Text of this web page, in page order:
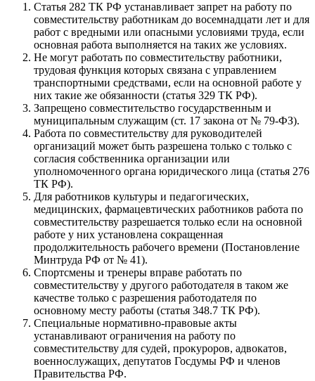
Статья 282 ТК РФ устанавливает запрет на работу по
совместительству работникам до восемнадцати лет и для
работ с вредными или опасными условиями труда, если
основная работа выполняется на таких же условиях.
Не могут работать по совместительству работники,
трудовая функция которых связана с управлением
транспортными средствами, если на основной работе у
них такие же обязанности (статья 329 ТК РФ).
Запрещено совместительство государственным и
муниципальным служащим (ст. 17 закона от № 79-ФЗ).
Работа по совместительству для руководителей
организаций может быть разрешена только с только с
согласия собственника организации или
уполномоченного органа юридического лица (статья 276
ТК РФ).
Для работников культуры и педагогических,
медицинских, фармацевтических работников работа по
совместительству разрешается только если на основной
работе у них установлена сокращенная
продолжительность рабочего времени (Постановление
Минтруда РФ от № 41).
Спортсмены и тренеры вправе работать по
совместительству у другого работодателя в таком же
качестве только с разрешения работодателя по
основному месту работы (статья 348.7 ТК РФ).
Специальные нормативно-правовые акты
устанавливают ограничения на работу по
совместительству для судей, прокуроров, адвокатов,
военнослужащих, депутатов Госдумы РФ и членов
Правительства РФ.